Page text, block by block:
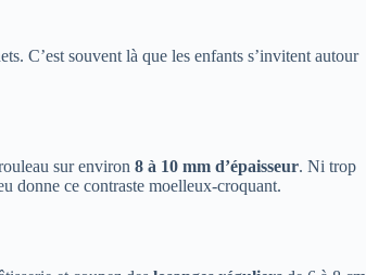
C’est souvent là que les enfants s’invitent autour
sur environ 8 à 10 mm d’épaisseur. Ni trop
donne ce contraste moelleux-croquant.